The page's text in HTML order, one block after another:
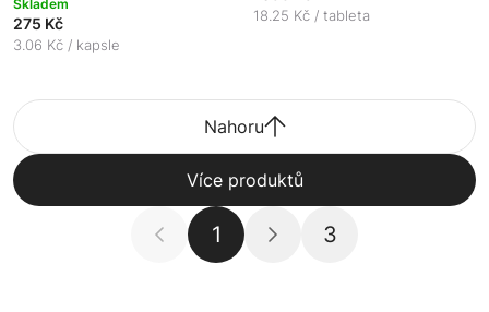
doplněk kosti
Skladem
275 Kč
3.06 Kč / kapsle
18.25 Kč / tableta
Nahoru
Více produktů
1 3